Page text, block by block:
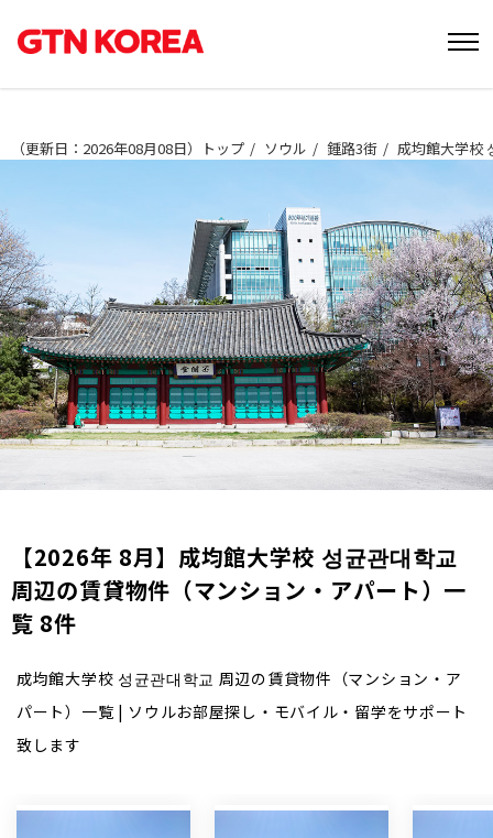
（更新日：2026年08月08日） トップ ソウル 鍾路3街 成均館大学校
【2026年 8月】成均館大学校 성균관대학교
周辺の賃貸物件（マンション・アパート）一
覧 8件
成均館大学校 성균관대학교 周辺の賃貸物件（マンション・ア
パート）一覧 | ソウルお部屋探し・モバイル・留学をサポート
致します